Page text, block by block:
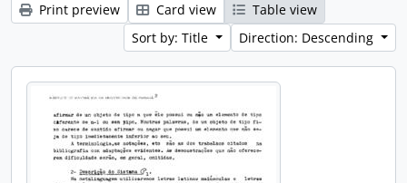
Print preview Card view
Table view
Sort by: Title
Direction: Descending